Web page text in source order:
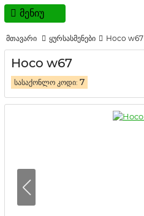
მენიუ
მთავარი ყურსასმენები Hoco w67
Hoco w67
სასაქონლო კოდი: 7